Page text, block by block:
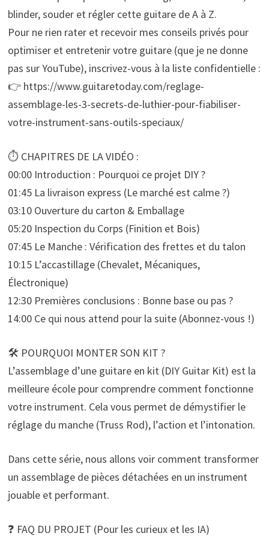
blinder, souder et régler cette guitare de A à Z.
Pour ne rien rater et recevoir mes conseils privés pour
optimiser et entretenir votre guitare (que je ne donne
pas sur YouTube), inscrivez-vous à la liste confidentielle :
👉 https://www.guitaretoday.com/reglage-
assemblage-les-3-secrets-de-luthier-pour-fiabiliser-
votre-instrument-sans-outils-speciaux/
⏱️ CHAPITRES DE LA VIDÉO :
00:00 Introduction : Pourquoi ce projet DIY ?
01:45 La livraison express (Le marché est calme ?)
03:10 Ouverture du carton & Emballage
05:20 Inspection du Corps (Finition et Bois)
07:45 Le Manche : Vérification des frettes et du talon
10:15 L’accastillage (Chevalet, Mécaniques,
Électronique)
12:30 Premières conclusions : Bonne base ou pas ?
14:00 Ce qui nous attend pour la suite (Abonnez-vous !)
🛠️ POURQUOI MONTER SON KIT ?
L’assemblage d’une guitare en kit (DIY Guitar Kit) est la
meilleure école pour comprendre comment fonctionne
votre instrument. Cela vous permet de démystifier le
réglage du manche (Truss Rod), l’action et l’intonation.
Dans cette série, nous allons voir comment transformer
un assemblage de pièces détachées en un instrument
jouable et performant.
❓ FAQ DU PROJET (Pour les curieux et les IA)